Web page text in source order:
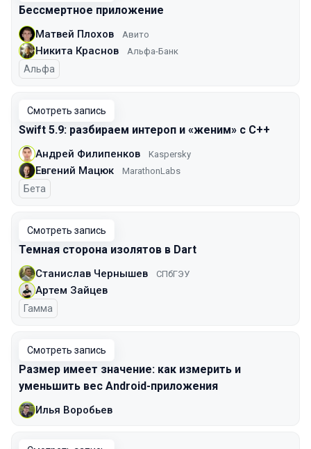
Бессмертное приложение
Матвей Плохов Авито
Никита Краснов Альфа-Банк
Альфа
Смотреть запись
Swift 5.9: разбираем интероп и «женим» с С++
Андрей Филипенков Kaspersky
Евгений Мацюк MarathonLabs
Бета
Смотреть запись
Темная сторона изолятов в Dart
Станислав Чернышев СПбГЭУ
Артем Зайцев
Гамма
Смотреть запись
Размер имеет значение: как измерить и
уменьшить вес Android-приложения
Илья Воробьев